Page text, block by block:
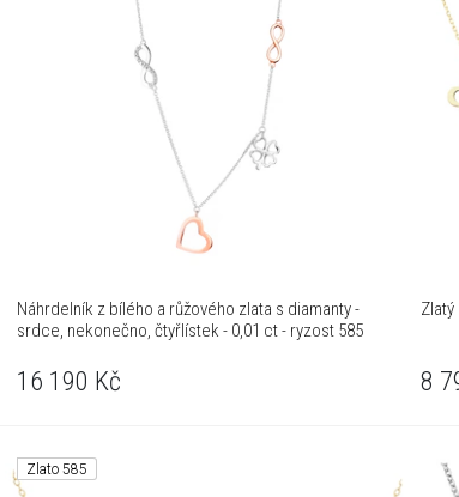
Náhrdelník z bílého a růžového zlata s diamanty -
srdce, nekonečno, čtyřlístek - 0,01 ct - ryzost 585
16 190 Kč 8
Zlato 585